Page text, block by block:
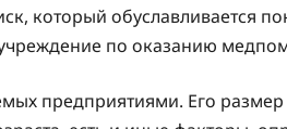
который обуславливается
по оказанию
предприятиями. Его размер